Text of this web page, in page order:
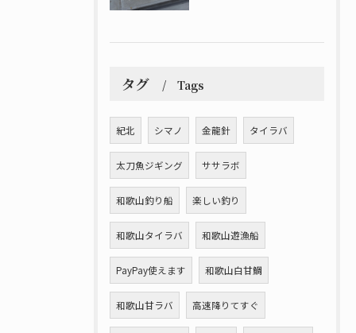
タグ Tags
紀北 シマノ 金龍針 タイラバ
太刀魚ジギング ササラボ
和歌山釣り船 楽しい釣り
和歌山タイラバ 和歌山遊漁船
PayPay使えます 和歌山白甘鯛
和歌山甘ラバ 高速降りてすぐ